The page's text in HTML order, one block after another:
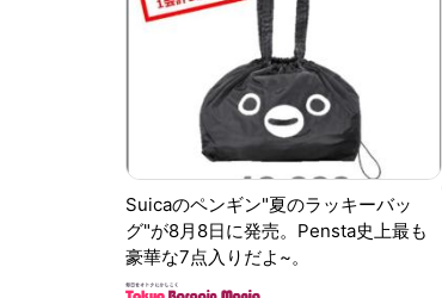
Suicaのペンギン"夏のラッキーバッ
グ"が8月8日に発売。Pensta史上最も
豪華な7点入りだよ~。